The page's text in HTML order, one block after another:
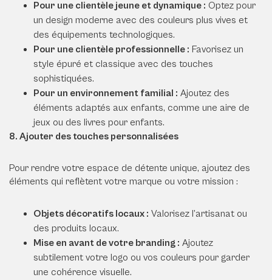
Pour une clientèle jeune et dynamique : Optez pour
un design moderne avec des couleurs plus vives et
des équipements technologiques.
Pour une clientèle professionnelle : Favorisez un
style épuré et classique avec des touches
sophistiquées.
Pour un environnement familial : Ajoutez des
éléments adaptés aux enfants, comme une aire de
jeux ou des livres pour enfants.
8. Ajouter des touches personnalisées
Pour rendre votre espace de détente unique, ajoutez des
éléments qui reflètent votre marque ou votre mission :
Objets décoratifs locaux : Valorisez l’artisanat ou
des produits locaux.
Mise en avant de votre branding : Ajoutez
subtilement votre logo ou vos couleurs pour garder
une cohérence visuelle.